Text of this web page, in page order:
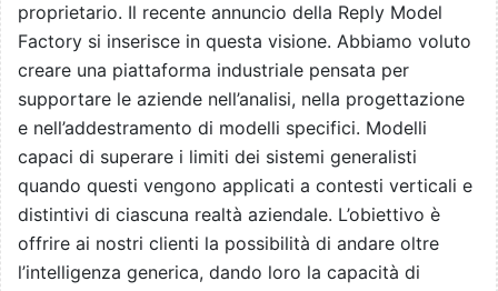
proprietario. Il recente annuncio della Reply Model
Factory si inserisce in questa visione. Abbiamo voluto
creare una piattaforma industriale pensata per
supportare le aziende nell’analisi, nella progettazione
e nell’addestramento di modelli specifici. Modelli
capaci di superare i limiti dei sistemi generalisti
quando questi vengono applicati a contesti verticali e
distintivi di ciascuna realtà aziendale. L’obiettivo è
offrire ai nostri clienti la possibilità di andare oltre
l’intelligenza generica, dando loro la capacità di